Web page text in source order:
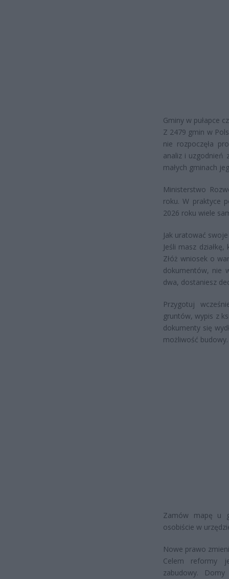
Gminy w pułapce
Z 2479 gmin w
nie rozpoczęła
analiz i uzgodnień
małych gminach
Ministerstwo
roku. W praktyce
2026 roku wiele
Jak uratować
Jeśli masz
Złóż wniosek o
dokumentów, nie
dwa, dostaniesz
Przygotuj
gruntów, wypis z
dokumenty się
możliwość budowy.
Zamów mapę u
osobiście w
Nowe prawo
Celem reformy
zabudowy.